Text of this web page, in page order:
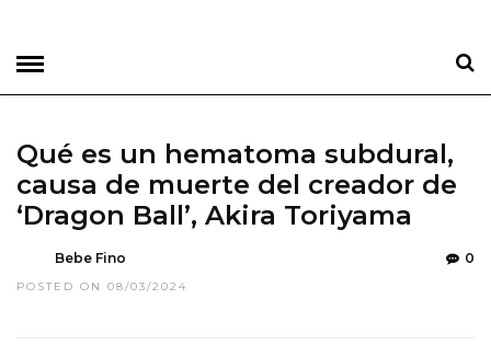
Qué es un hematoma subdural,
causa de muerte del creador de
‘Dragon Ball’, Akira Toriyama
Bebe Fino
POSTED ON 08/03/2024
0